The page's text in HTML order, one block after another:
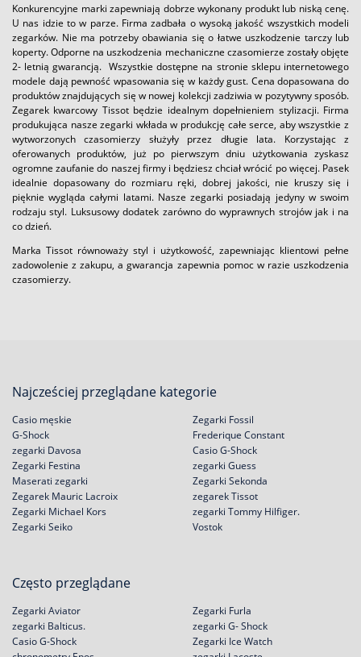
Konkurencyjne marki zapewniają dobrze wykonany produkt lub niską cenę.
U nas idzie to w parze. Firma zadbała o wysoką jakość wszystkich modeli
zegarków. Nie ma potrzeby obawiania się o łatwe uszkodzenie tarczy lub
koperty. Odporne na uszkodzenia mechaniczne czasomierze zostały objęte
2- letnią gwarancją. Wszystkie dostępne na stronie sklepu internetowego
modele dają pewność wpasowania się w każdy gust. Cena dopasowana do
produktów znajdujących się w nowej kolekcji zadziwia w pozytywny sposób.
Zegarek kwarcowy Tissot będzie idealnym dopełnieniem stylizacji. Firma
produkująca nasze zegarki wkłada w produkcję całe serce, aby wszystkie z
wytworzonych czasomierzy służyły przez długie lata. Korzystając z
oferowanych produktów, już po pierwszym dniu użytkowania zyskasz
ogromne zaufanie do naszej firmy i będziesz chciał wrócić po więcej. Pasek
idealnie dopasowany do rozmiaru ręki, dobrej jakości, nie kruszy się i
pięknie wygląda całymi latami. Nasze zegarki posiadają jedyny w swoim
rodzaju styl. Luksusowy dodatek zarówno do wyprawnych strojów jak i na
co dzień.
Marka Tissot równoważy styl i użytkowość, zapewniając klientowi pełne
zadowolenie z zakupu, a gwarancja zapewnia pomoc w razie uszkodzenia
czasomierzy.
Najcześciej przeglądane kategorie
Casio męskie
G-Shock
zegarki Davosa
Zegarki Festina
Zegarki Fossil
Frederique Constant
Casio G-Shock
zegarki Guess
Maserati zegarki
Zegarek Mauric Lacroix
Zegarki Michael Kors
Zegarki Seiko
Zegarki Sekonda
zegarek Tissot
zegarki Tommy Hilfiger.
Vostok
Często przeglądane
Zegarki Aviator
zegarki Balticus.
Casio G-Shock
Zegarki Furla
zegarki G- Shock
Zegarki Ice Watch